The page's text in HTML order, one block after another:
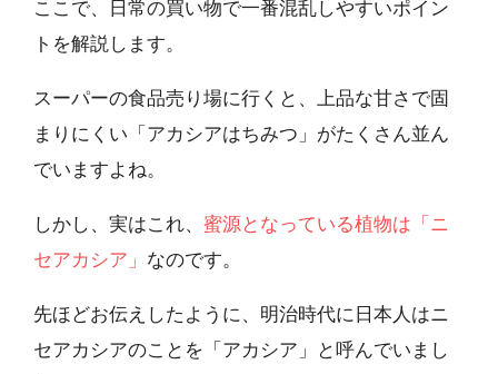
ここで、日常の買い物で一番混乱しやすいポイン
トを解説します。
スーパーの食品売り場に行くと、上品な甘さで固
まりにくい「アカシアはちみつ」がたくさん並ん
でいますよね。
しかし、実はこれ、 蜜源となっている植物は「ニ
セアカシア」 なのです。
先ほどお伝えしたように、明治時代に日本人はニ
セアカシアのことを「アカシア」と呼んでいまし